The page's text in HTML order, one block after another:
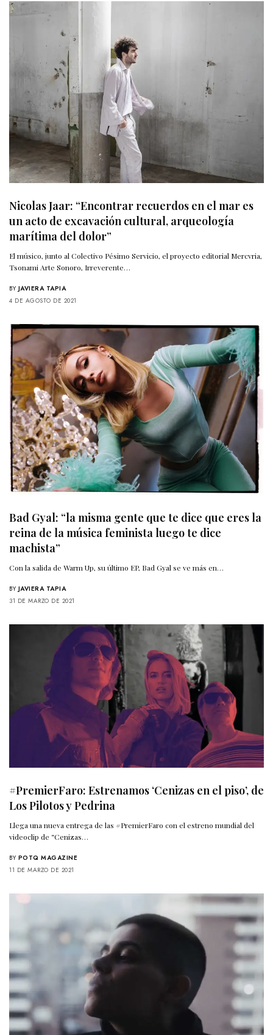
Nicolas Jaar: “Encontrar recuerdos en el mar es
un acto de excavación cultural, arqueología
marítima del dolor”
El músico, junto al Colectivo Pésimo Servicio, el proyecto editorial Mercvria,
Tsonami Arte Sonoro, Irreverente…
BY JAVIERA TAPIA
4 DE AGOSTO DE 2021
Bad Gyal: “la misma gente que te dice que eres la
reina de la música feminista luego te dice
machista”
Con la salida de Warm Up, su último EP, Bad Gyal se ve más en…
BY JAVIERA TAPIA
31 DE MARZO DE 2021
#PremierFaro: Estrenamos ‘Cenizas en el piso’, de
Los Pilotos y Pedrina
Llega una nueva entrega de las #PremierFaro con el estreno mundial del
videoclip de “Cenizas…
BY POTQ MAGAZINE
11 DE MARZO DE 2021